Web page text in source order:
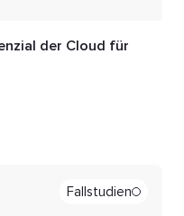
der Cloud für
Fallstudien